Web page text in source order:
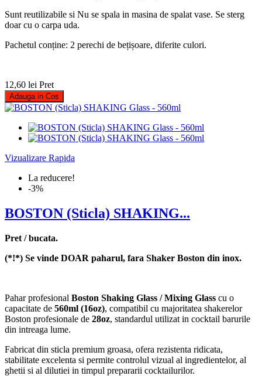
Sunt reutilizabile si Nu se spala in masina de spalat vase. Se sterg
doar cu o carpa uda.
Pachetul conține: 2 perechi de bețișoare, diferite culori.
12,60 lei Pret
Adauga in Cos
Vizualizare Rapida
La reducere!
-3%
BOSTON (Sticla) SHAKING...
Pret / bucata.
(*!*) Se vinde DOAR paharul, fara Shaker Boston din inox.
Pahar profesional Boston Shaking Glass / Mixing Glass cu o
capacitate de 560ml (16oz), compatibil cu majoritatea shakerelor
Boston profesionale de 28oz, standardul utilizat in cocktail barurile
din intreaga lume.
Fabricat din sticla premium groasa, ofera rezistenta ridicata,
stabilitate excelenta si permite controlul vizual al ingredientelor, al
ghetii si al dilutiei in timpul prepararii cocktailurilor.